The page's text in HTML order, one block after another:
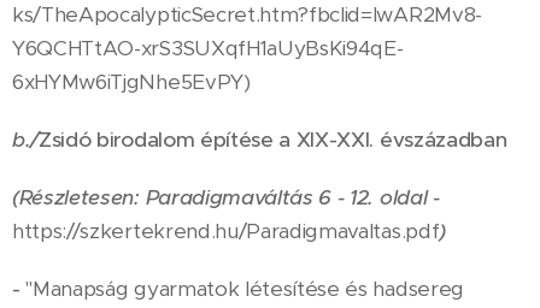
ks/TheApocalypticSecret.htm?fbclid=IwAR2Mv8-
Y6QCHTtAO-xrS3SUXqfH1aUyBsKi94qE-
6xHYMw6iTjgNhe5EvPY)
b./Zsidó birodalom építése a XIX-XXI. évszázadban
(Részletesen: Paradigmaváltás 6 - 12. oldal -
https://szkertekrend.hu/Paradigmavaltas.pdf)
-"Manapság gyarmatok létesítése és hadsereg